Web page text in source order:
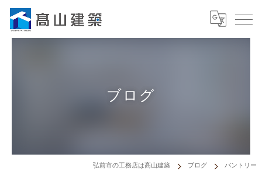
ブログ
弘前市の工務店は髙山建築 ブログ パントリー